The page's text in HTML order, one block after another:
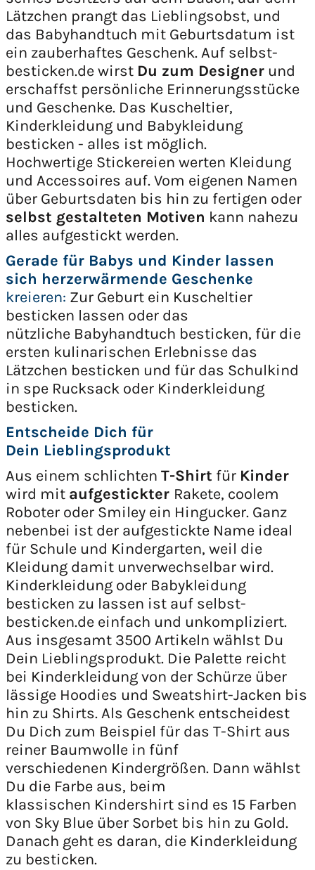
Lätzchen prangt das Lieblingsobst, und
das Babyhandtuch mit Geburtsdatum ist
ein zauberhaftes Geschenk. Auf selbst-
besticken.de wirst Du zum Designer und
erschaffst persönliche Erinnerungsstücke
und Geschenke. Das Kuscheltier,
Kinderkleidung und Babykleidung
besticken - alles ist möglich.
Hochwertige Stickereien werten Kleidung
und Accessoires auf. Vom eigenen Namen
über Geburtsdaten bis hin zu fertigen oder
selbst gestalteten Motiven kann nahezu
alles aufgestickt werden.
Gerade für Babys und Kinder lassen
sich herzerwärmende Geschenke
kreieren: Zur Geburt ein Kuscheltier
besticken lassen oder das
nützliche Babyhandtuch besticken, für die
ersten kulinarischen Erlebnisse das
Lätzchen besticken und für das Schulkind
in spe Rucksack oder Kinderkleidung
besticken.
Entscheide Dich für
Dein Lieblingsprodukt
Aus einem schlichten T-Shirt für Kinder
wird mit aufgestickter Rakete, coolem
Roboter oder Smiley ein Hingucker. Ganz
nebenbei ist der aufgestickte Name ideal
für Schule und Kindergarten, weil die
Kleidung damit unverwechselbar wird.
Kinderkleidung oder Babykleidung
besticken zu lassen ist auf selbst-
besticken.de einfach und unkompliziert.
Aus insgesamt 3500 Artikeln wählst Du
Dein Lieblingsprodukt. Die Palette reicht
bei Kinderkleidung von der Schürze über
lässige Hoodies und Sweatshirt-Jacken bis
hin zu Shirts. Als Geschenk entscheidest
Du Dich zum Beispiel für das T-Shirt aus
reiner Baumwolle in fünf
verschiedenen Kindergrößen. Dann wählst
Du die Farbe aus, beim
klassischen Kindershirt sind es 15 Farben
von Sky Blue über Sorbet bis hin zu Gold.
Danach geht es daran, die Kinderkleidung
zu besticken.